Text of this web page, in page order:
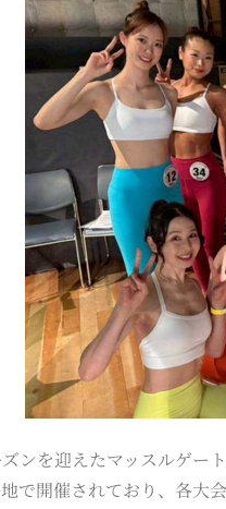
ンを迎えたマッスルゲー
で開催されており、各大